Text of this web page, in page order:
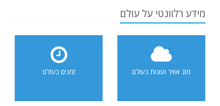
מידע רלוונטי על עולם
מזג אוויר ועונות בעולם זמנים בעולם